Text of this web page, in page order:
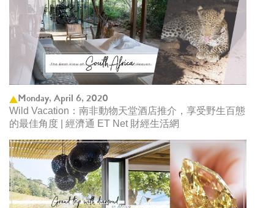
Monday, April 6, 2020
Wild Vacation：南非動物天堂酒店推介，享受野生百態
的最佳角度 | 經濟通 ET Net 財經生活網